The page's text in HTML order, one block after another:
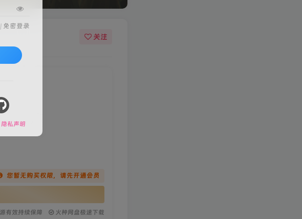
关注
您暂无购买权限，请先开通会员
有效持续保障 火种网盘极速下载
| 免密登录
隐私声明